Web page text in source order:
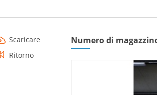
Scaricare
Ritorno
Numero di